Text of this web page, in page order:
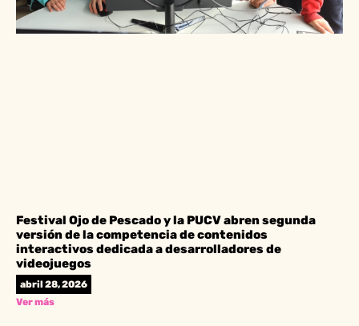
Festival Ojo de Pescado y la PUCV abren segunda
versión de la competencia de contenidos
interactivos dedicada a desarrolladores de
videojuegos
abril 28, 2026
Ver más